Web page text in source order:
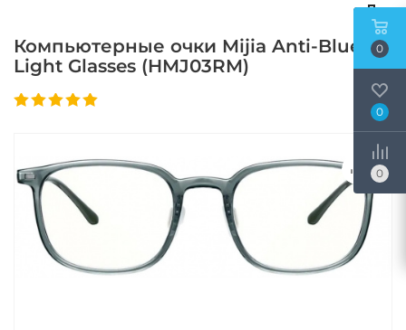
Компьютерные очки Mijia Anti-Blue
Light Glasses (HMJ03RM)
0
0
0